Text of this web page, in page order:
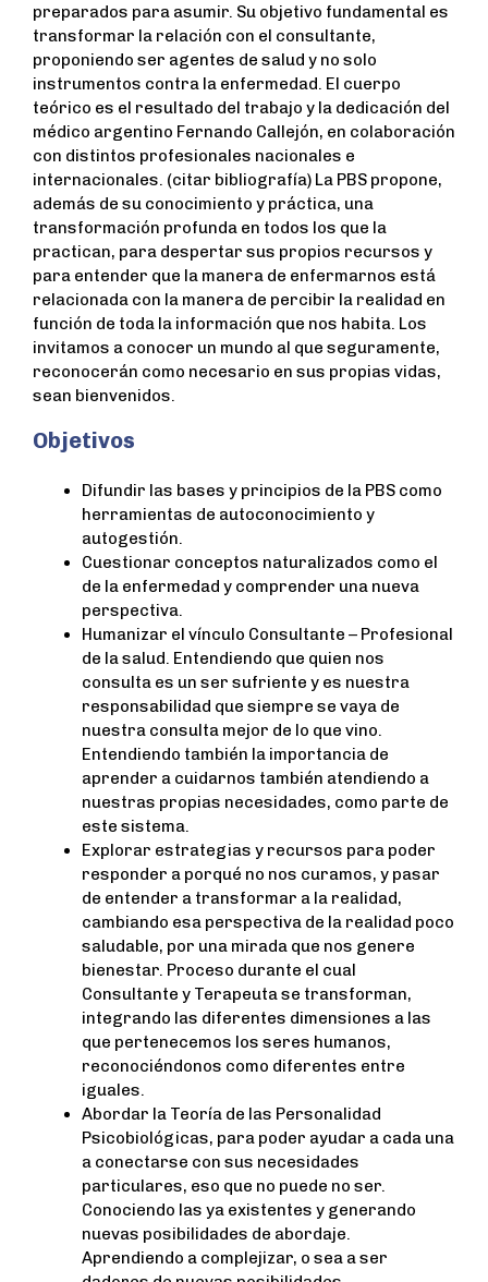
preparados para asumir. Su objetivo fundamental es
transformar la relación con el consultante,
proponiendo ser agentes de salud y no solo
instrumentos contra la enfermedad. El cuerpo
teórico es el resultado del trabajo y la dedicación del
médico argentino Fernando Callejón, en colaboración
con distintos profesionales nacionales e
internacionales. (citar bibliografía) La PBS propone,
además de su conocimiento y práctica, una
transformación profunda en todos los que la
practican, para despertar sus propios recursos y
para entender que la manera de enfermarnos está
relacionada con la manera de percibir la realidad en
función de toda la información que nos habita. Los
invitamos a conocer un mundo al que seguramente,
reconocerán como necesario en sus propias vidas,
sean bienvenidos.
Objetivos
Difundir las bases y principios de la PBS como
herramientas de autoconocimiento y
autogestión.
Cuestionar conceptos naturalizados como el
de la enfermedad y comprender una nueva
perspectiva.
Humanizar el vínculo Consultante – Profesional
de la salud. Entendiendo que quien nos
consulta es un ser sufriente y es nuestra
responsabilidad que siempre se vaya de
nuestra consulta mejor de lo que vino.
Entendiendo también la importancia de
aprender a cuidarnos también atendiendo a
nuestras propias necesidades, como parte de
este sistema.
Explorar estrategias y recursos para poder
responder a porqué no nos curamos, y pasar
de entender a transformar a la realidad,
cambiando esa perspectiva de la realidad poco
saludable, por una mirada que nos genere
bienestar. Proceso durante el cual
Consultante y Terapeuta se transforman,
integrando las diferentes dimensiones a las
que pertenecemos los seres humanos,
reconociéndonos como diferentes entre
iguales.
Abordar la Teoría de las Personalidad
Psicobiológicas, para poder ayudar a cada una
a conectarse con sus necesidades
particulares, eso que no puede no ser.
Conociendo las ya existentes y generando
nuevas posibilidades de abordaje.
Aprendiendo a complejizar, o sea a ser